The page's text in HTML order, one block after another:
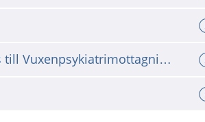
Egenremiss till Vuxenpsykiatrimottagningen Hyltebruk